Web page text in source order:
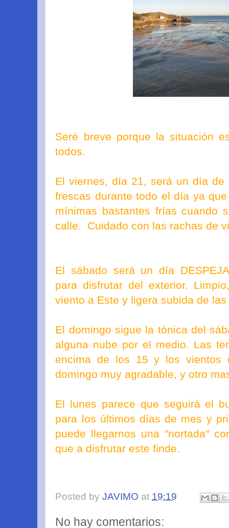
Seré breve porque la situación
todos.
El viernes, día 21, será un día de
frescas durante todo el día ya
mínimas bastantes frías cuando
calle. Cuidado con las rachas de
El sábado será un día
para disfrutar del exterior.
viento a Este y ligera subida de
El domingo sigue la tónica del
alguna nube por el medio. Las
encima de los 15 y los vientos
domingo muy agradable, y otro
El lunes parece que seguirá el
para los últimos días de mes y
puede llegarnos una "nortada"
que a disfrutar este finde.
Posted byJAVIMO at 19:19
No hay comentarios: